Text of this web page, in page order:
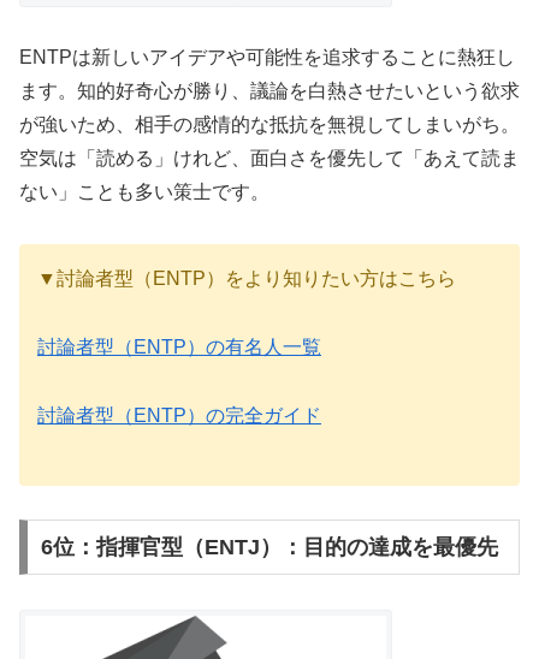
ENTPは新しいアイデアや可能性を追求することに熱狂し
ます。知的好奇心が勝り、議論を白熱させたいという欲求
が強いため、相手の感情的な抵抗を無視してしまいがち。
空気は「読める」けれど、面白さを優先して「あえて読ま
ない」ことも多い策士です。
▼討論者型（ENTP）をより知りたい方はこちら
討論者型（ENTP）の有名人一覧
討論者型（ENTP）の完全ガイド
6位：指揮官型（ENTJ）：目的の達成を最優先